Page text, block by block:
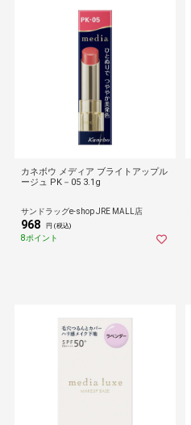
カネボウ メディア ブライトアップル
ージュ PK－05 3.1g
サンドラッグe-shop JRE MALL店
968 円 (税込)
8ポイント